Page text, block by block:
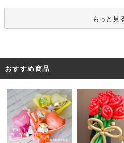
ツ52枚 推し
もっと見
おすすめ商品